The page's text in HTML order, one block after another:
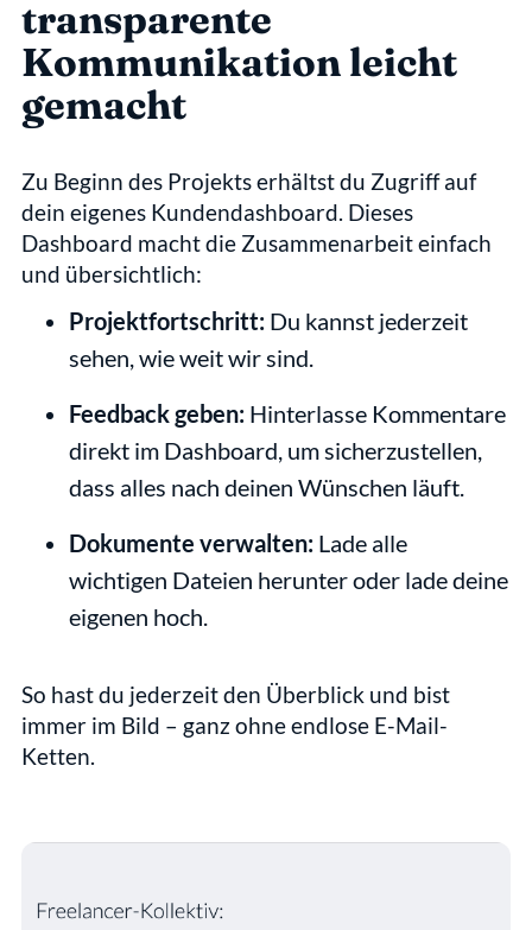
transparente
Kommunikation leicht
gemacht
Zu Beginn des Projekts erhältst du Zugriff auf
dein eigenes Kundendashboard. Dieses
Dashboard macht die Zusammenarbeit einfach
und übersichtlich:
Projektfortschritt: Du kannst jederzeit
sehen, wie weit wir sind.
Feedback geben: Hinterlasse Kommentare
direkt im Dashboard, um sicherzustellen,
dass alles nach deinen Wünschen läuft.
Dokumente verwalten: Lade alle
wichtigen Dateien herunter oder lade deine
eigenen hoch.
So hast du jederzeit den Überblick und bist
immer im Bild – ganz ohne endlose E-Mail-
Ketten.